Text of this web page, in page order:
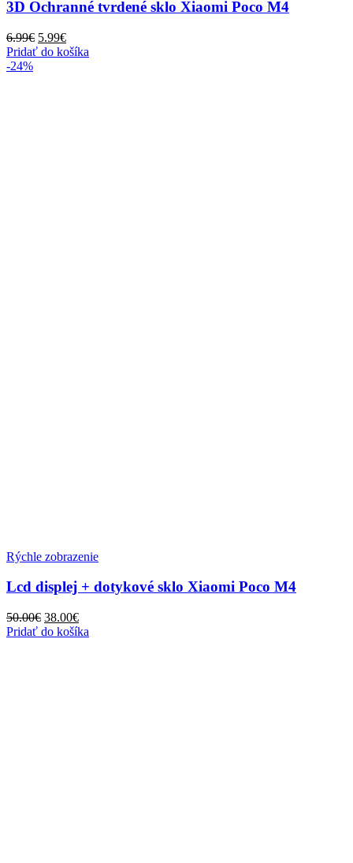
3D Ochranné tvrdené sklo Xiaomi Poco M4
6.99€ Pôvodná
cena
5.99€Aktuálna
cena
Pridať do košíka
-24%
Rýchle zobrazenie
Lcd displej + dotykové sklo Xiaomi Poco M4
50.00€ Pôvodná
cena
38.00€Aktuálna
cena
Pridať do košíka